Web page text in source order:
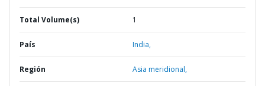
Total Volume(s) 1
País India,
Región Asia meridional,